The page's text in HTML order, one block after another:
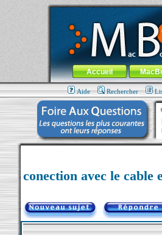
MacBook-fr.com : 100% Apple... 100%
Aller au contenu-Aller au menu
Menu général
Accueil
Aide Rechercher
conection avec le cable